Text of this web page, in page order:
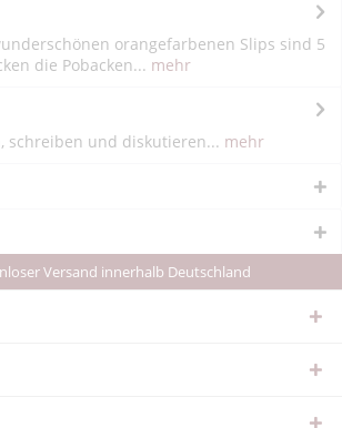
orangefarbenen Slips sind 5
die Pobacken... mehr
schreiben und diskutieren... mehr
Versand innerhalb Deutschland